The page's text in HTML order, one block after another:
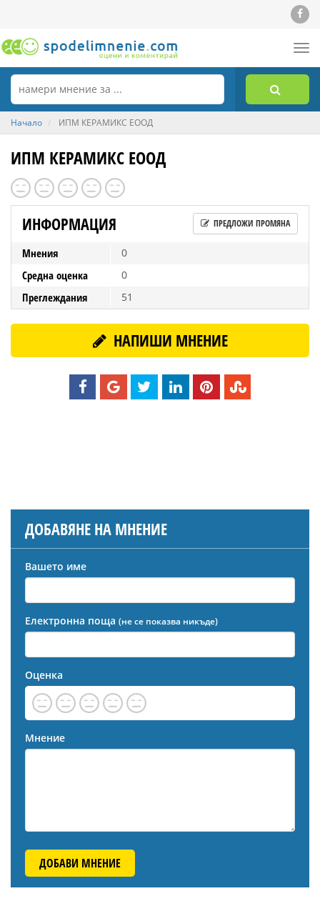
Начало ИПМ КЕРАМИКС ЕООД
ИПМ КЕРАМИКС ЕООД
ИНФОРМАЦИЯ ПРЕДЛОЖИ ПРОМЯНА
Мнения 0
Средна оценка 0
Преглеждания 51
НАПИШИ МНЕНИЕ
ДОБАВЯНЕ НА МНЕНИЕ
Вашето име
Електронна поща (не се показва никъде)
Оценка
Мнение
ДОБАВИ МНЕНИЕ